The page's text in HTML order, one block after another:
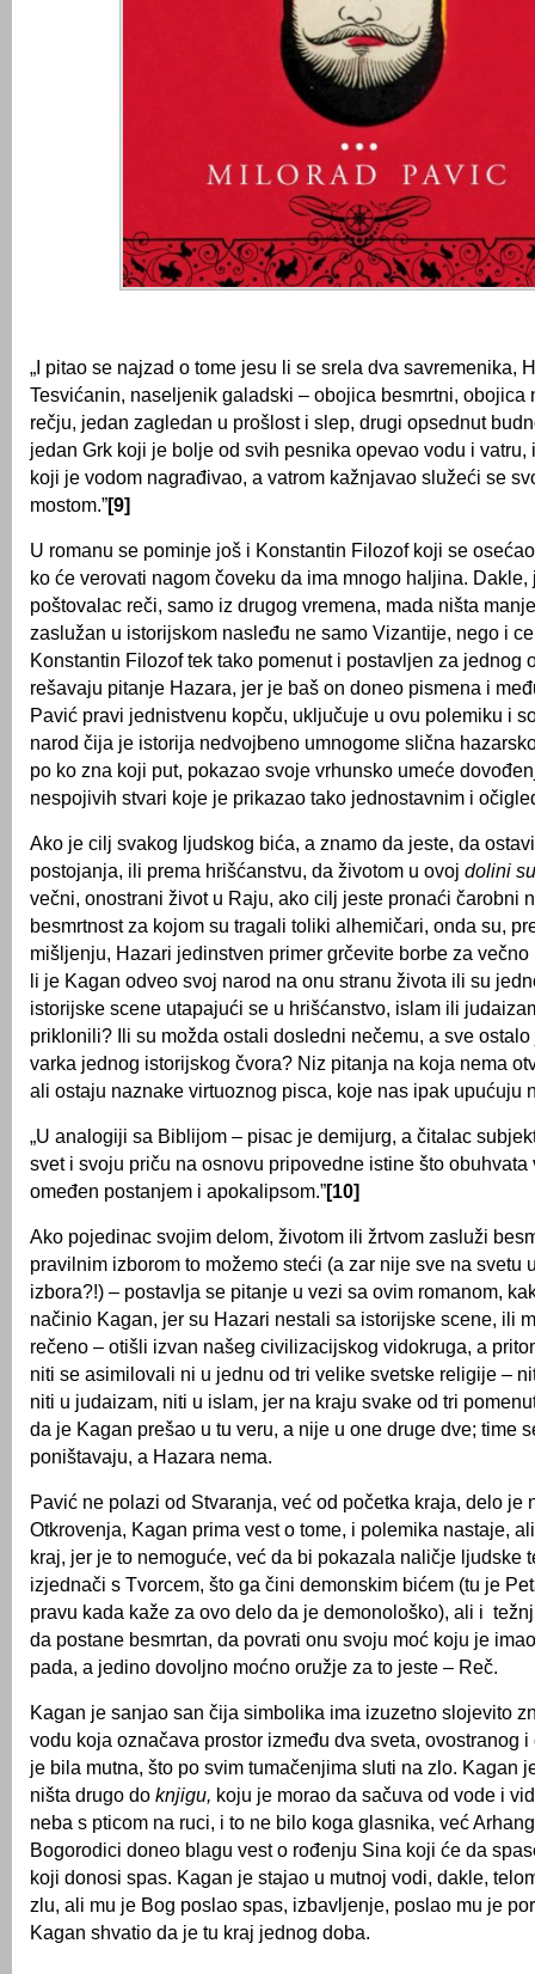
„I pitao se najzad o tome jesu li se srela dva savremenika,
Tesvićanin, naseljenik galadski – obojica besmrtni, obojica
rečju, jedan zagledan u prošlost i slep, drugi opsednut
jedan Grk koji je bolje od svih pesnika opevao vodu i vatru,
koji je vodom nagrađivao, a vatrom kažnjavao služeći se
mostom.”[9]
U romanu se pominje još i Konstantin Filozof koji se
ko će verovati nagom čoveku da ima mnogo haljina.
poštovalac reči, samo iz drugog vremena, mada ništa
zaslužan u istorijskom nasleđu ne samo Vizantije, nego i
Konstantin Filozof tek tako pomenut i postavljen za jednog
rešavaju pitanje Hazara, jer je baš on doneo pismena i
Pavić pravi jednistvenu kopču, uključuje u ovu polemiku i
narod čija je istorija nedvojbeno umnogome slična
po ko zna koji put, pokazao svoje vrhunsko umeće
nespojivih stvari koje je prikazao tako jednostavnim i
Ako je cilj svakog ljudskog bića, a znamo da jeste, da
postojanja, ili prema hrišćanstvu, da životom u ovoj dolini
večni, onostrani život u Raju, ako cilj jeste pronaći čarobni
besmrtnost za kojom su tragali toliki alhemičari, onda su,
mišljenju, Hazari jedinstven primer grčevite borbe za
li je Kagan odveo svoj narod na onu stranu života ili su
istorijske scene utapajući se u hrišćanstvo, islam ili
priklonili? Ili su možda ostali dosledni nečemu, a sve
varka jednog istorijskog čvora? Niz pitanja na koja nema
ali ostaju naznake virtuoznog pisca, koje nas ipak upućuju
„U analogiji sa Biblijom – pisac je demijurg, a čitalac
svet i svoju priču na osnovu pripovedne istine što obuhvata
omeđen postanjem i apokalipsom.”[10]
Ako pojedinac svojim delom, životom ili žrtvom zasluži
pravilnim izborom to možemo steći (a zar nije sve na svetu
izbora?!) – postavlja se pitanje u vezi sa ovim romanom,
načinio Kagan, jer su Hazari nestali sa istorijske scene, ili
rečeno – otišli izvan našeg civilizacijskog vidokruga, a
niti se asimilovali ni u jednu od tri velike svetske religije –
niti u judaizam, niti u islam, jer na kraju svake od tri
da je Kagan prešao u tu veru, a nije u one druge dve; time
poništavaju, a Hazara nema.
Pavić ne polazi od Stvaranja, već od početka kraja, delo je
Otkrovenja, Kagan prima vest o tome, i polemika nastaje,
kraj, jer je to nemoguće, već da bi pokazala naličje ljudske
izjednači s Tvorcem, što ga čini demonskim bićem (tu je
pravu kada kaže za ovo delo da je demonološko), ali i
da postane besmrtan, da povrati onu svoju moć koju je
pada, a jedino dovoljno moćno oružje za to jeste – Reč.
Kagan je sanjao san čija simbolika ima izuzetno slojevito
vodu koja označava prostor između dva sveta, ovostranog
je bila mutna, što po svim tumačenjima sluti na zlo. Kagan
ništa drugo do knjigu, koju je morao da sačuva od vode i
neba s pticom na ruci, i to ne bilo koga glasnika, već
Bogorodici doneo blagu vest o rođenju Sina koji će da
koji donosi spas. Kagan je stajao u mutnoj vodi, dakle,
zlu, ali mu je Bog poslao spas, izbavljenje, poslao mu je
Kagan shvatio da je tu kraj jednog doba.